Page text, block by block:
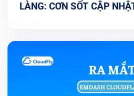
LÀNG: CƠN SỐT CẬP